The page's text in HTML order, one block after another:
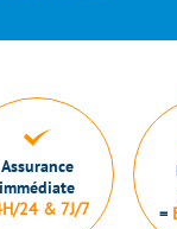
Assurance
immédiate
24 & 7J/7
=